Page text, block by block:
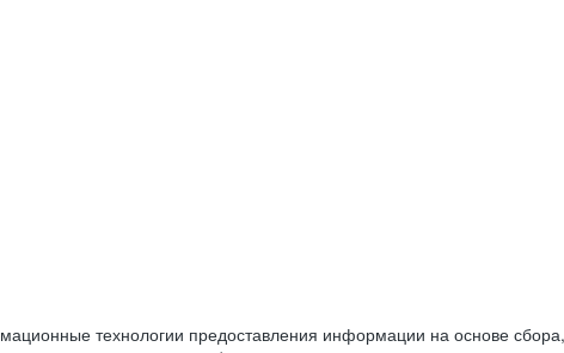
технологии предоставления информации на основе